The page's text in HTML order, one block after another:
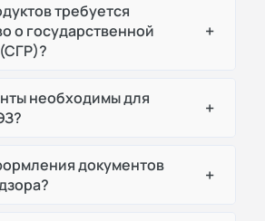
требуется
о государственной
+
необходимы для
+
документов
+